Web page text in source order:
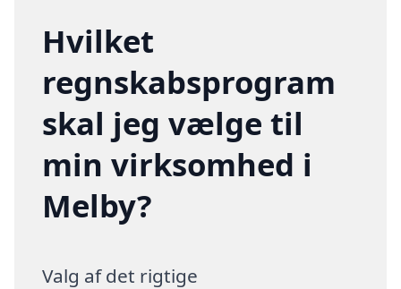
Hvilket
regnskabsprogram
skal jeg vælge til
min virksomhed i
Melby?
Valg af det rigtige